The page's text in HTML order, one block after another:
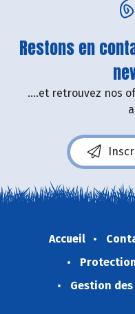
Restons en
....et retrouvez nos
Accueil
Gestion